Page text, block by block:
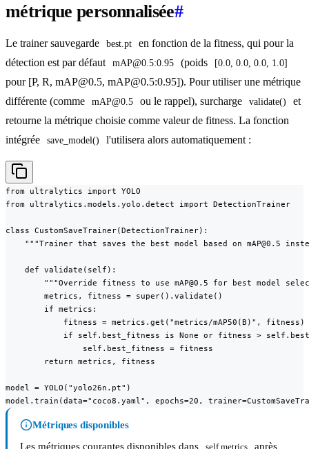
métrique personnalisée#
Le trainer sauvegarde best.pt
en fonction de la fitness, qui pour la
détection est par défaut
mAP@0.5:0.95 (poids [0.0, 0.0, 0.0, 1.0]
pour [P, R, mAP@0.5, mAP@0.5:0.95]). Pour utiliser une métrique
différente (comme
mAP@0.5 ou le rappel), surcharge validate()
et
retourne la métrique choisie comme valeur de fitness. La fonction
intégrée
save_model() l'utilisera alors automatiquement :
from ultralytics import YOLO
from ultralytics.models.yolo.detect import DetectionTrainer
class CustomSaveTrainer(DetectionTrainer):
"""Trainer that saves the best model based on mAP@0.5
    def validate(self):
"""Override fitness to use mAP@0.5 for best model
        metrics, fitness = super().validate()
        if metrics:
            fitness = metrics.get("metrics/mAP50(B)", fitness)
if self.best_fitness is None or fitness >
                self.best_fitness = fitness
        return metrics, fitness
model = YOLO("yolo26n.pt")
model.train(data="coco8.yaml", epochs=20,
Métriques disponibles
Les métriques courantes disponibles dans
self.metrics après